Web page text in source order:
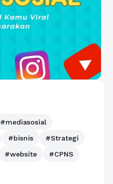
#mediasosial
#bisnis
#Strategi
#website
#CPNS